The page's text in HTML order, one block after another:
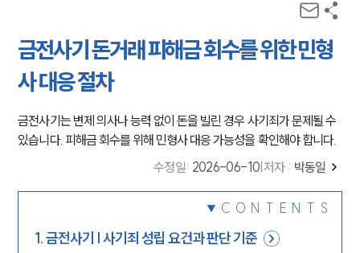
금전사기 돈거래 피해금 회수를 위한 민형
사 대응 절차
금전사기는 변제 의사나 능력 없이 돈을 빌린 경우 사기죄가 문제될 수
있습니다. 피해금 회수를 위해 민형사 대응 가능성을 확인해야 합니다.
수정일: 2026-06-10 저자 : 박동일
CONTENTS
1.금전사기 | 사기죄 성립 요건과 판단 기준